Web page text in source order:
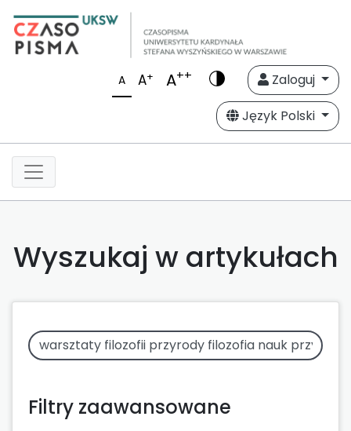
A A+ A++
Zaloguj
Język Polski
Wyszukaj w artykułach
Filtry zaawansowane